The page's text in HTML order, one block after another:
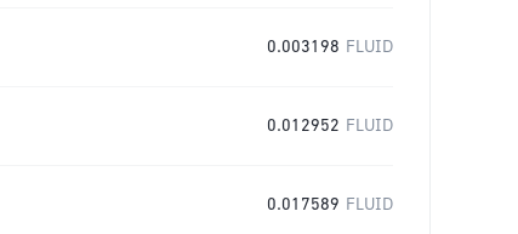
0.003198 FLUID
0.012952 FLUID
0.017589 FLUID